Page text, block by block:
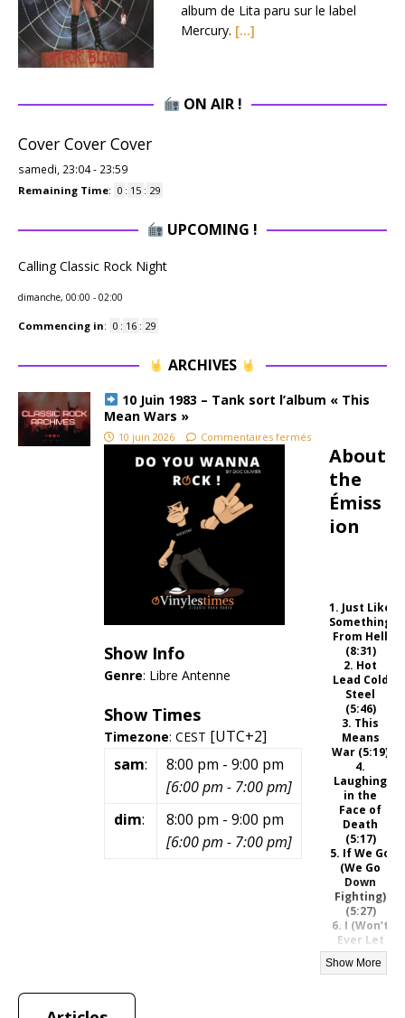
album de Lita paru sur le label
Mercury. […]
ON AIR !
Cover Cover Cover
samedi, 23:04- 23:59
Remaining Time: 0 : 15 : 28
UPCOMING !
Calling Classic Rock Night
dimanche, 00:00 - 02:00
Commencing in: 0 : 16 : 28
ARCHIVES
10 Juin 1983 – Tank sort l’album « This
Mean Wars »
10 juin 2026 Commentaires fermés
Show Info
Genre: Libre Antenne
Show Times
Timezone: CEST [UTC+2]
sam: 8:00 pm - 9:00 pm
[6:00 pm - 7:00 pm]
dim: 8:00 pm - 9:00 pm
[6:00 pm - 7:00 pm]
About
the
Émiss
ion
1. Just Like
Something
From Hell
(8:31)
2. Hot
Lead Cold
Steel
(5:46)
3. This
Means
War (5:19)
4.
Laughing
in the
Face of
Death
(5:17)
5. If We Go
(We Go
Down
Fighting)
(5:27)
6. I (Won’t
Ever Let
You Down)
(4:40)